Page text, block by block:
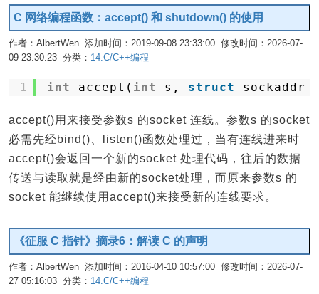
C 网络编程函数：accept() 和 shutdown() 的使用
作者：AlbertWen 添加时间：2019-09-08 23:33:00 修改时间：2026-07-
09 23:30:23 分类： 14.C/C++编程
1 int accept( int s, struct
accept()用来接受参数s 的socket 连线。参数s 的socket
必需先经bind()、listen()函数处理过，当有连线进来时
accept()会返回一个新的socket 处理代码，往后的数据
传送与读取就是经由新的socket处理，而原来参数s 的
socket 能继续使用accept()来接受新的连线要求。
《征服 C 指针》摘录6：解读 C 的声明
作者：AlbertWen 添加时间：2016-04-10 10:57:00 修改时间：2026-07-
27 05:16:03 分类： 14.C/C++编程